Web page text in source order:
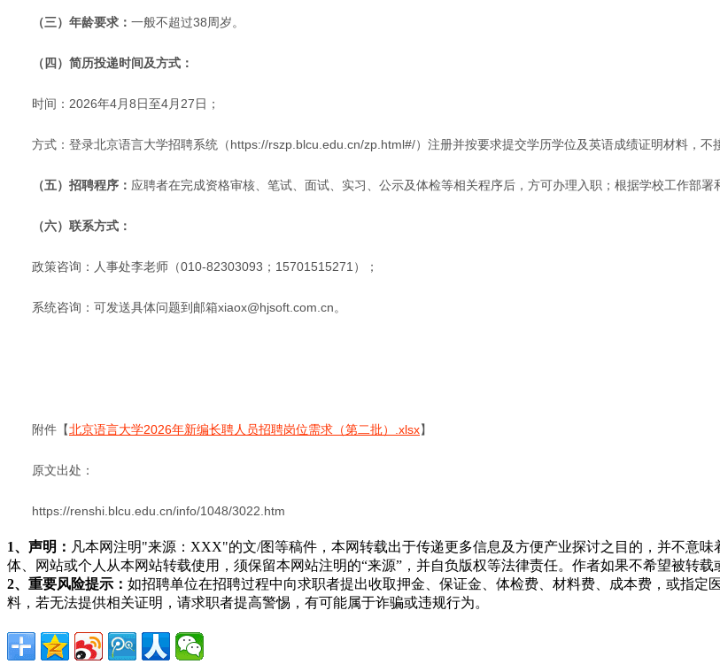
（三）‌年龄要求‌： 一般不超过38周岁。
（四）简历投递时间及方式：
‌时间‌：2026年4月8日至4月27日；
方式‌：登录北京语言大学招聘系统（https://rszp.blcu.edu.cn/zp.html#/）注册并按要求提交学历学位及英语成绩证明材料，‌不
（五）招聘程序： 应聘者在完成资格审核、笔试、面试、实习、公示及体检等相关程序后，方可办理入职；根据学校工作部署
（六）联系方式：‌
‌政策咨询‌：人事处李老师（010-82303093；15701515271）；
‌系统咨询‌：可发送具体问题到邮箱xiaox@hjsoft.com.cn。
附件【北京语言大学2026年新编长聘人员招聘岗位需求（第二批）.xlsx】
原文出处：
https://renshi.blcu.edu.cn/info/1048/3022.htm
1、声明： 凡本网注明"来源：XXX"的文/图等稿件，本网转载出于传递更多信息及方便产业探讨之目的，并不意
体、网站或个人从本网站转载使用，须保留本网站注明的“来源”，并自负版权等法律责任。作者如果不希望被转载
2、重要风险提示： 如招聘单位在招聘过程中向求职者提出收取押金、保证金、体检费、材料费、成本费，或指
料，若无法提供相关证明，请求职者提高警惕，有可能属于诈骗或违规行为。